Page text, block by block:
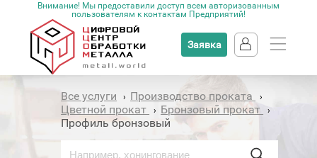
Внимание! Мы предоставили доступ всем авторизованным
пользователям к контактам Предприятий!
Заявка
Все услуги › Производство проката ›
Цветной прокат › Бронзовый прокат ›
Профиль бронзовый